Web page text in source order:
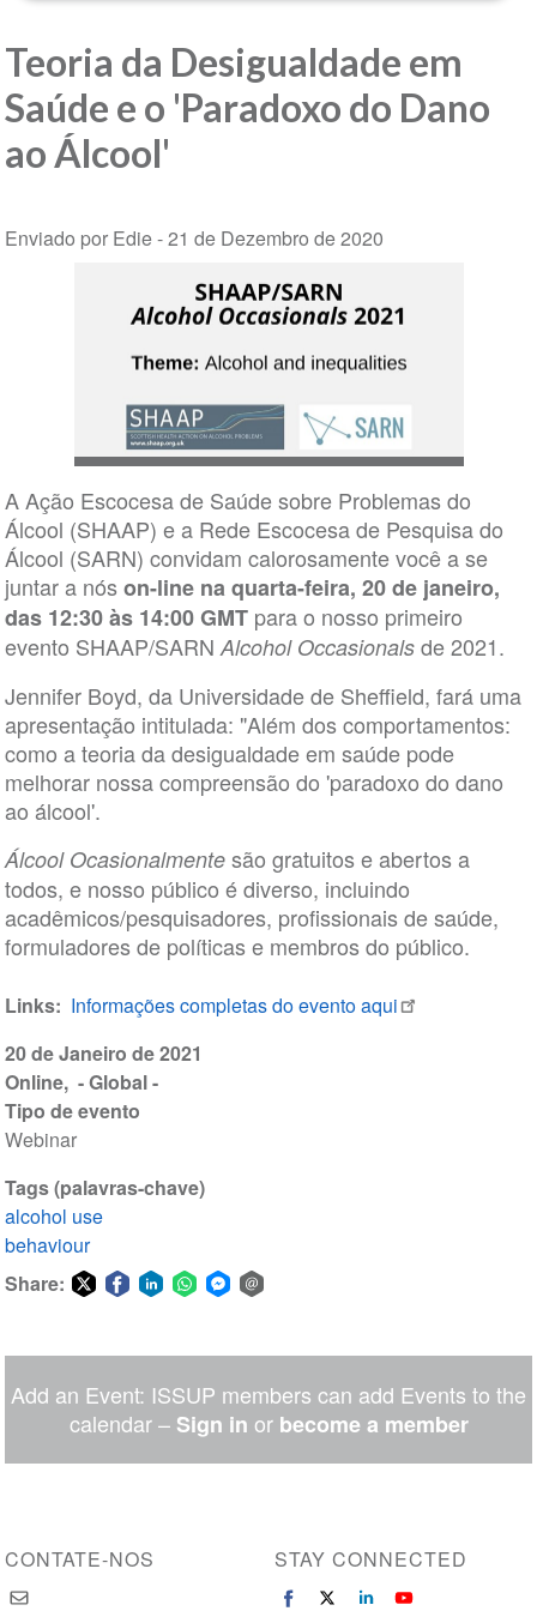
20 de Janeiro de 2021
Online - Global -
Tipo de evento
Webinar
Tags (palavras-chave)
alcohol use
behaviour
Share:
Messenger
Teoria da Desigualdade em
Saúde e o 'Paradoxo do Dano
ao Álcool'
Enviado por Edie -21 de Dezembro de 2020
A Ação Escocesa de Saúde sobre Problemas do
Álcool (SHAAP) e a Rede Escocesa de Pesquisa do
Álcool (SARN) convidam calorosamente você a se
juntar a nós on-line na quarta-feira, 20 de janeiro,
das 12:30 às 14:00 GMTpara o nosso primeiro
evento SHAAP/SARNAlcohol Occasionalsde 2021.
Jennifer Boyd, da Universidade de Sheffield, fará uma
apresentação intitulada: "Além dos comportamentos:
como a teoria da desigualdade em saúde pode
melhorar nossa compreensão do 'paradoxo do dano
ao álcool'.
Álcool Ocasionalmentesão gratuitos e abertos a
todos, e nosso público é diverso, incluindo
acadêmicos/pesquisadores, profissionais de saúde,
formuladores de políticas e membros do público.
Links Informações completas do evento aqui
Add an Event: ISSUP members can add Events to the
calendar – Sign in or become a member
CONTATE-NOS STAY CONNECTED